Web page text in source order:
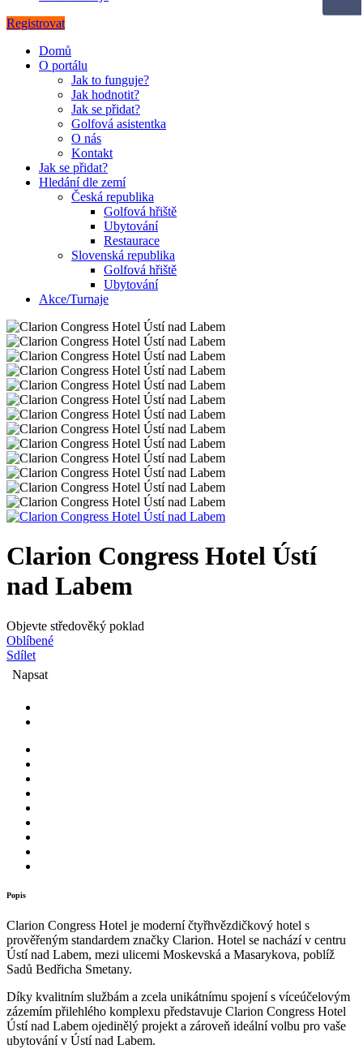
Registrovat
Domů
O portálu
Jak to funguje?
Jak hodnotit?
Jak se přidat?
Golfová asistentka
O nás
Kontakt
Jak se přidat?
Hledání dle zemí
Česká republika
Golfová hřiště
Ubytování
Restaurace
Slovenská republika
Golfová hřiště
Ubytování
Akce/Turnaje
Clarion Congress Hotel Ústí
nad Labem
Objevte středověký poklad
Oblíbené
Sdílet
Napsat
Popis
Clarion Congress Hotel je moderní čtyřhvězdičkový hotel s
prověřeným standardem značky Clarion. Hotel se nachází v centru
Ústí nad Labem, mezi ulicemi Moskevská a Masarykova, poblíž
Sadů Bedřicha Smetany.
Díky kvalitním službám a zcela unikátnímu spojení s víceúčelovým
zázemím přilehlého komplexu představuje Clarion Congress Hotel
Ústí nad Labem ojedinělý projekt a zároveň ideální volbu pro vaše
ubytování v Ústí nad Labem.